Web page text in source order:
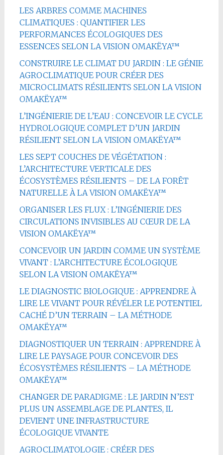
LES ARBRES COMME MACHINES
CLIMATIQUES : QUANTIFIER LES
PERFORMANCES ÉCOLOGIQUES DES
ESSENCES SELON LA VISION OMAKËYA™
CONSTRUIRE LE CLIMAT DU JARDIN : LE GÉNIE
AGROCLIMATIQUE POUR CRÉER DES
MICROCLIMATS RÉSILIENTS SELON LA VISION
OMAKËYA™
L’INGÉNIERIE DE L’EAU : CONCEVOIR LE CYCLE
HYDROLOGIQUE COMPLET D’UN JARDIN
RÉSILIENT SELON LA VISION OMAKËYA™
LES SEPT COUCHES DE VÉGÉTATION :
L’ARCHITECTURE VERTICALE DES
ÉCOSYSTÈMES RÉSILIENTS – DE LA FORÊT
NATURELLE À LA VISION OMAKËYA™
ORGANISER LES FLUX : L’INGÉNIERIE DES
CIRCULATIONS INVISIBLES AU CŒUR DE LA
VISION OMAKËYA™
CONCEVOIR UN JARDIN COMME UN SYSTÈME
VIVANT : L’ARCHITECTURE ÉCOLOGIQUE
SELON LA VISION OMAKËYA™
LE DIAGNOSTIC BIOLOGIQUE : APPRENDRE À
LIRE LE VIVANT POUR RÉVÉLER LE POTENTIEL
CACHÉ D’UN TERRAIN – LA MÉTHODE
OMAKËYA™
DIAGNOSTIQUER UN TERRAIN : APPRENDRE À
LIRE LE PAYSAGE POUR CONCEVOIR DES
ÉCOSYSTÈMES RÉSILIENTS – LA MÉTHODE
OMAKËYA™
CHANGER DE PARADIGME : LE JARDIN N’EST
PLUS UN ASSEMBLAGE DE PLANTES, IL
DEVIENT UNE INFRASTRUCTURE
ÉCOLOGIQUE VIVANTE
AGROCLIMATOLOGIE : CRÉER DES